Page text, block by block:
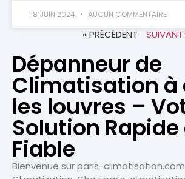
18 JUIN 2024 AUCUN COMMENTAIRE
« PRÉCÉDENT SUIVANT
Dépanneur de
Climatisation à
les louvres –
Solution Rapide
Fiable
Bienvenue sur paris-